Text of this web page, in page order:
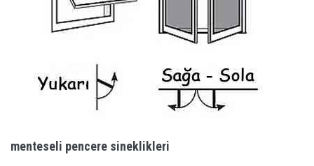
menteseli pencere sineklikleri